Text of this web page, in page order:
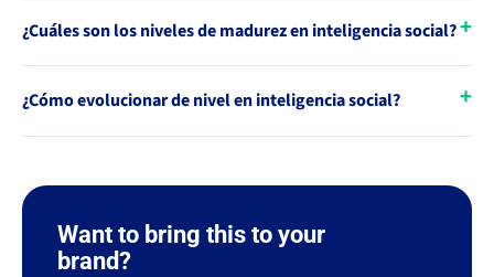
¿Cuáles son los niveles de madurez en inteligencia social?
¿Cómo evolucionar de nivel en inteligencia social?
Want to bring this to your
brand?